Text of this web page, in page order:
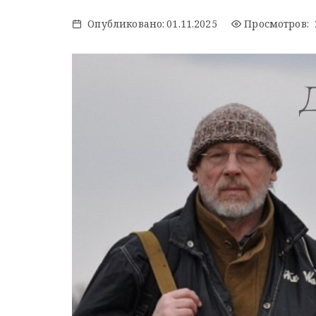
Опубликовано: 01.11.2025 Просмотров: